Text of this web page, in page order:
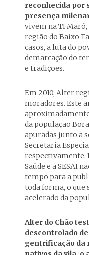
reconhecida por
presença
vivem na TI
região do Baixo
casos, a luta do
demarcação do
e tradições.
Em 2010, Alter
moradores. Este
da população
apuradas junto a
Secretaria
respectivamente.
Saúde e a SESAI
tempo para a
toda forma, o que
acelerado da
Alter do Chão
descontrolado
gentrificação da